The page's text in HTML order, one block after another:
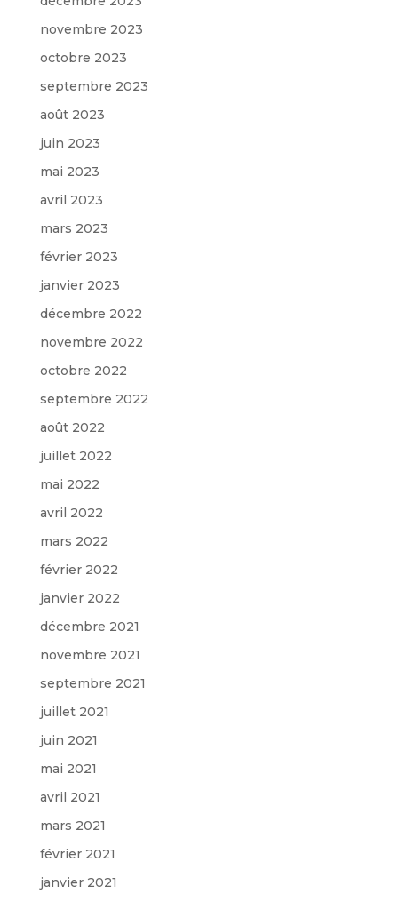
novembre 2023
octobre 2023
septembre 2023
août 2023
juin 2023
mai 2023
avril 2023
mars 2023
février 2023
janvier 2023
décembre 2022
novembre 2022
octobre 2022
septembre 2022
août 2022
juillet 2022
mai 2022
avril 2022
mars 2022
février 2022
janvier 2022
décembre 2021
novembre 2021
septembre 2021
juillet 2021
juin 2021
mai 2021
avril 2021
mars 2021
février 2021
janvier 2021